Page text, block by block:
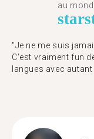
au
star
"Je ne me suis
C'est vraiment fun
langues avec